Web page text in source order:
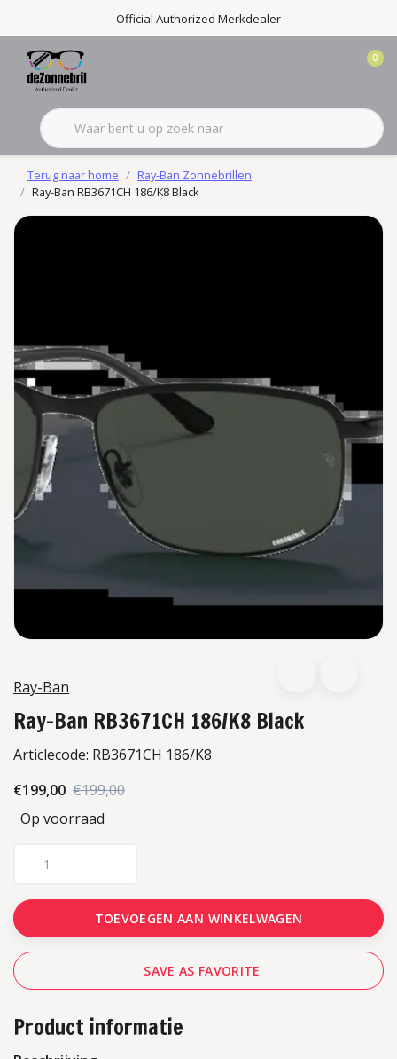
Official Authorized Merkdealer
0
Terug naar home
Ray-Ban Zonnebrillen
Ray-Ban RB3671CH 186/K8 Black
Ray-Ban
Ray-Ban RB3671CH 186/K8 Black
Articlecode: RB3671CH 186/K8
€199,00 €199,00
Op voorraad
TOEVOEGEN AAN WINKELWAGEN
SAVE AS FAVORITE
Product informatie